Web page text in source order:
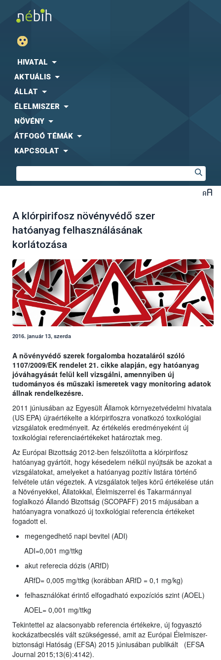
HIVATAL
AKTUÁLIS
ÁLLAT
ÉLELMISZER
NÖVÉNY
ÁTFOGÓ TÉMÁK
KAPCSOLAT
A klórpirifosz növényvédő szer
hatóanyag felhasználásának
korlátozása
2016. január 13, szerda
A növényvédő szerek forgalomba hozataláról szóló
1107/2009/EK rendelet 21. cikke alapján, egy hatóanyag
jóváhagyását felül kell vizsgálni, amennyiben új
tudományos és műszaki ismeretek vagy monitoring adatok
állnak rendelkezésre.
2011 júniusában az Egyesült Államok környezetvédelmi hivatala
(US EPA) újraértékelte a klórpirifoszra vonatkozó toxikológiai
vizsgálatok eredményeit. Az értékelés eredményeként új
toxikológiai referenciaértékeket határoztak meg.
Az Európai Bizottság 2012-ben felszólította a klórpirifosz
hatóanyag gyártóit, hogy késedelem nélkül nyújtsák be azokat a
vizsgálatokat, amelyeket a hatóanyag pozitív listára történő
felvétele után végeztek. A vizsgálatok teljes körű értékelése után
a Növényekkel, Állatokkal, Élelmiszerrel és Takarmánnyal
foglalkozó Állandó Bizottság (SCOPAFF) 2015 májusában a
hatóanyagra vonatkozó új toxikológiai referencia értékeket
fogadott el.
megengedhető napi bevitel (ADI)
ADI=0,001 mg/ttkg
akut referecia dózis (ARfD)
ARfD= 0,005 mg/ttkg (korábban ARfD = 0,1 mg/kg)
felhasználókat érintő elfogadható expozíciós szint (AOEL)
AOEL= 0,001 mg/ttkg
Tekintettel az alacsonyabb referencia értékekre, új fogyasztó
kockázatbecslés vált szükségessé, amit az Európai Élelmiszer-
biztonsági Hatóság (EFSA) 2015 júniusában publikált (EFSA
Journal 2015;13(6):4142).